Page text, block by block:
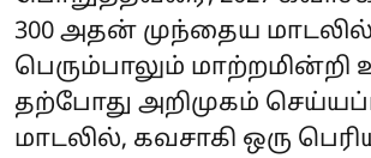
300 அதன் முந்தைய மாடலில்
பெரும்பாலும் மாற்றமின்றி
தற்போது அறிமுகம்
மாடலில், கவசாகி ஒரு